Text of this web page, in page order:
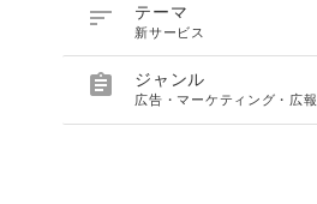
 テーマ
新サービス
 ジャンル
広告・マーケティング・広報